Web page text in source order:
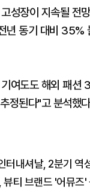
성장이 지속될 전
년 동기 대비 35%
여도도 해외 패
정된다"고 분석했
터내셔날, 2분기
티 브랜드 '어뮤즈